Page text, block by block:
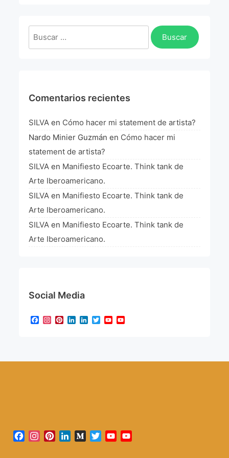
Manifiesto Ecoarte
Buscar:
Comentarios recientes
SILVA en Cómo hacer mi statement de artista?
Nardo Minier Guzmán en Cómo hacer mi
statement de artista?
SILVA en Manifiesto Ecoarte. Think tank de
Arte Iberoamericano.
SILVA en Manifiesto Ecoarte. Think tank de
Arte Iberoamericano.
SILVA en Manifiesto Ecoarte. Think tank de
Arte Iberoamericano.
Social Media
Facebook
Instagram
Pinterest
LinkedIn
LinkedIn
TwitterYouTube
Facebook
Instagram
PinterestLinkedInMediumTwitterYouTube